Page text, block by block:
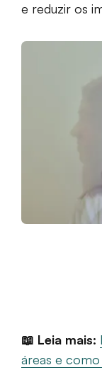
e reduzir os
📖 Leia mais:
áreas e